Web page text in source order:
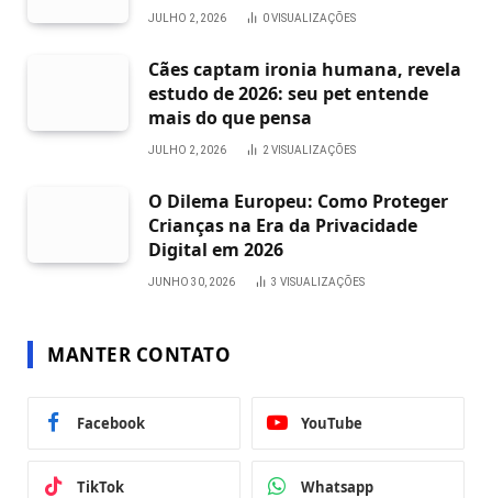
JULHO 2, 2026 0VISUALIZAÇÕES
Cães captam ironia humana, revela
estudo de 2026: seu pet entende
mais do que pensa
JULHO 2, 2026 2VISUALIZAÇÕES
O Dilema Europeu: Como Proteger
Crianças na Era da Privacidade
Digital em 2026
JUNHO 30, 2026 3 VISUALIZAÇÕES
MANTER CONTATO
Facebook YouTube
TikTok Whatsapp